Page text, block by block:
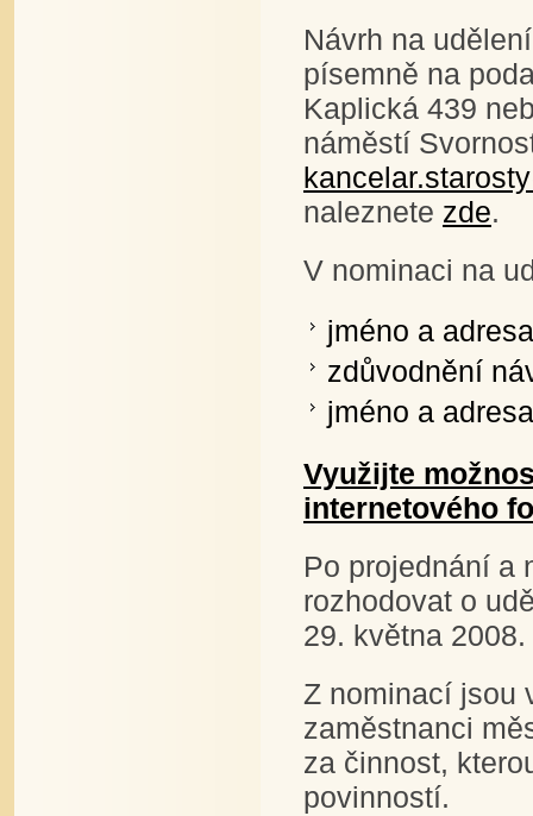
Návrh na
písemně na
Kaplická 439
náměstí
naleznete zde.
V nominaci na
jméno a
zdůvodnění
jméno a
Využijte
internetového
Po projednání a
rozhodovat o
29. května 2008.
Z nominací jsou
zaměstnanci
za činnost,
povinností.